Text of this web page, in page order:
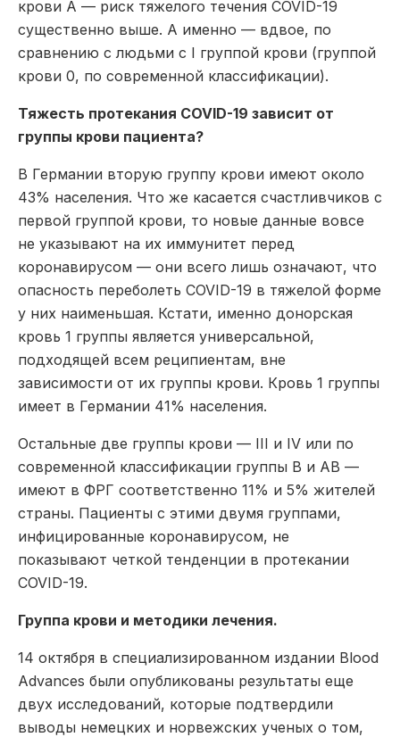
крови A — риск тяжелого течения COVID-19
существенно выше. А именно — вдвое, по
сравнению с людьми с I группой крови (группой
крови 0, по современной классификации).
Тяжесть протекания COVID-19 зависит от
группы крови пациента?
В Германии вторую группу крови имеют около
43% населения. Что же касается счастливчиков с
первой группой крови, то новые данные вовсе
не указывают на их иммунитет перед
коронавирусом — они всего лишь означают, что
опасность переболеть COVID-19 в тяжелой форме
у них наименьшая. Кстати, именно донорская
кровь 1 группы является универсальной,
подходящей всем реципиентам, вне
зависимости от их группы крови. Кровь 1 группы
имеет в Германии 41% населения.
Остальные две группы крови — III и IV или по
современной классификации группы B и AB —
имеют в ФРГ соответственно 11% и 5% жителей
страны. Пациенты с этими двумя группами,
инфицированные коронавирусом, не
показывают четкой тенденции в протекании
COVID-19.
Группа крови и методики лечения.
14 октября в специализированном издании Blood
Advances были опубликованы результаты еще
двух исследований, которые подтвердили
выводы немецких и норвежских ученых о том,